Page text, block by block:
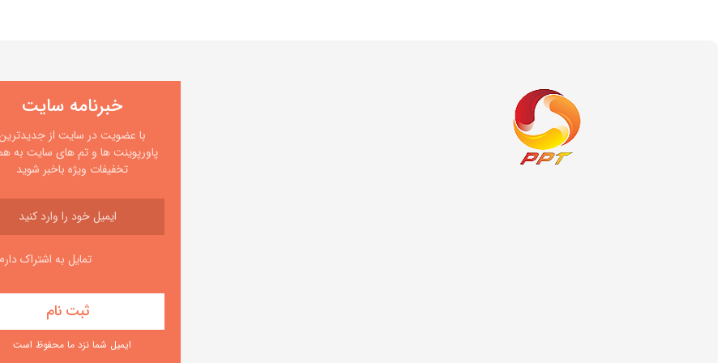
خبرنامه سایت
با عضویت در سایت از
پاورپوینت ها و تم های سایت به
تخفیفات ویژه باخبر شوید
تمایل به اشتراک
ایمیل شما نزد ما محفوظ است